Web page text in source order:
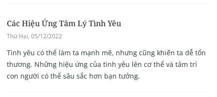
Các Hiệu Ứng Tâm Lý Tình Yêu
Thứ Hai, 05/12/2022
Tình yêu có thể làm ta mạnh mẽ, nhưng cũng khiến ta dễ tổn
thương. Những hiệu ứng của tình yêu lên cơ thể và tâm trí
con người có thể sâu sắc hơn bạn tưởng.